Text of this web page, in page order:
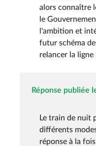
alors connaître
le
l'ambition et
futur schéma
relancer la ligne
Réponse publiée
Le train de nuit
différents
réponse à la